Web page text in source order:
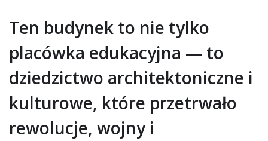
Ten budynek to nie tylko
placówka edukacyjna — to
dziedzictwo architektoniczne i
kulturowe, które przetrwało
rewolucje, wojny i